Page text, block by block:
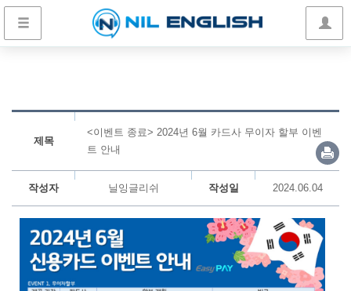
제목
<이벤트 종료> 2024년 6월 카드사 무이자 할부 이벤
트 안내
작성자 닐잉글리쉬 작성일 2024.06.04